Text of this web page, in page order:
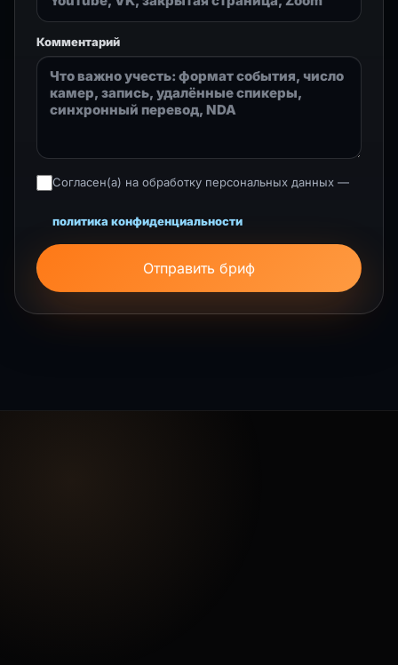
Комментарий
Согласен(а) на обработку персональных данных —
политика конфиденциальности
Отправить бриф